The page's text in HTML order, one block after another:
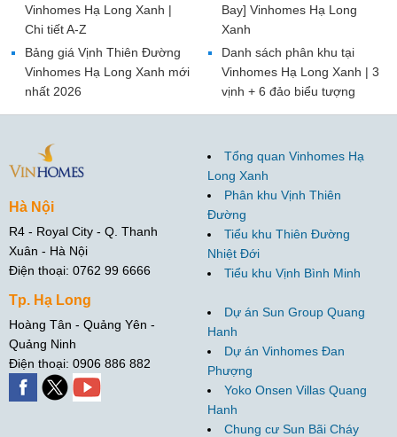
Bay] Vinhomes Hạ Long
Xanh
Danh sách phân khu tại
Vinhomes Hạ Long Xanh | 3
vịnh + 6 đảo biểu tượng
Vinhomes Hạ Long Xanh |
Chi tiết A-Z
Bảng giá Vịnh Thiên Đường
Vinhomes Hạ Long Xanh mới
nhất 2026
Hà Nội
R4 - Royal City - Q. Thanh
Xuân - Hà Nội
Điện thoại: 0762 99 6666
Tp. Hạ Long
Hoàng Tân - Quảng Yên -
Quảng Ninh
Điện thoại: 0906 886 882
Tổng quan Vinhomes Hạ
Long Xanh
Phân khu Vịnh Thiên
Đường
Tiểu khu Thiên Đường
Nhiệt Đới
Tiểu khu Vịnh Bình Minh
Dự án Sun Group Quang
Hanh
Dự án Vinhomes Đan
Phượng
Yoko Onsen Villas Quang
Hanh
Chung cư Sun Bãi Cháy